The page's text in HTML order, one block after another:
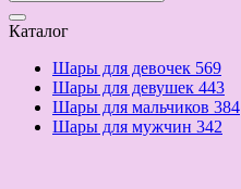
Каталог
Шары для девочек 569
Шары для девушек 443
Шары для мальчиков 384
Шары для мужчин 342